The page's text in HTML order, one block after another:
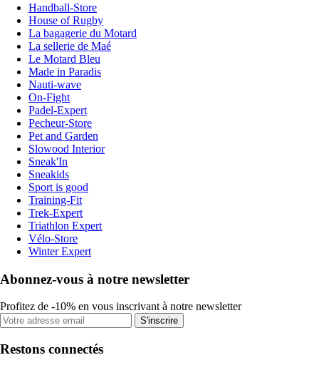
Handball-Store
House of Rugby
La bagagerie du Motard
La sellerie de Maé
Le Motard Bleu
Made in Paradis
Nauti-wave
On-Fight
Padel-Expert
Pecheur-Store
Pet and Garden
Slowood Interior
Sneak'In
Sneakids
Sport is good
Training-Fit
Trek-Expert
Triathlon Expert
Vélo-Store
Winter Expert
Abonnez-vous à notre newsletter
Profitez de -10% en vous inscrivant à notre newsletter
S'inscrire
Restons connectés